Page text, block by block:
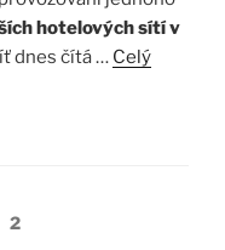
hotelových sítí v
dnes čítá … Celý
2